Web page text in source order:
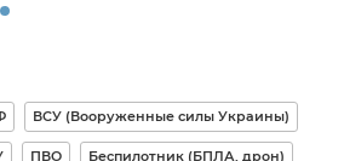
ВСУ (Вооруженные силы Украины)
ПВО Беспилотник (БПЛА, дрон)